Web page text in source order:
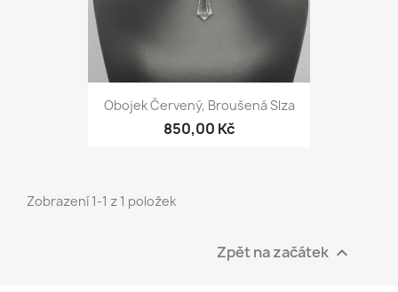
Obojek Červený, Broušená Slza
850,00 Kč
Zobrazení 1-1 z 1 položek
Zpět na začátek 